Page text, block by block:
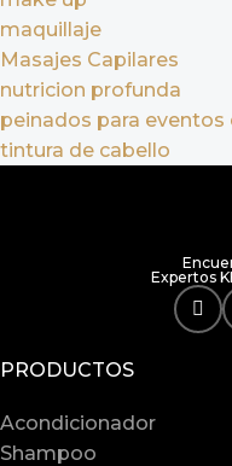
maquillaje
Masajes Capilares
nutricion profunda
peinados para eventos
tintura de cabello
Expertos
PRODUCTOS
Acondicionador
Shampoo